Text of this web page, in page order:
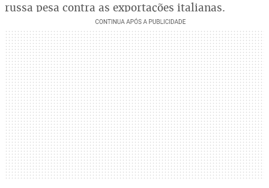
russa pesa contra as exportações italianas.